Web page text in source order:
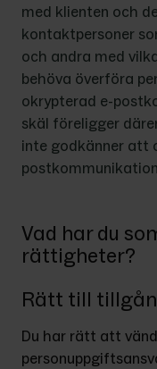
med klienten och
kontaktpersoner
och andra med
behöva överföra
okrypterad e-
skäl föreligger
inte godkänner att
Vad har du
rättigheter?
Rätt till
Du har rätt att